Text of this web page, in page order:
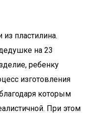
пластилина.
на 23
ребенку
изготовления
которым
При этом